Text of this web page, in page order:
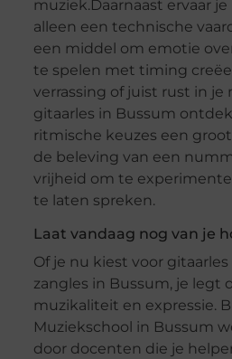
muziek.Daarnaast ervaar
alleen een technische
een middel om emotie
te spelen met timing
verrassing of juist rust in je
gitaarles in Bussum
ritmische keuzes een
de beleving van een
vrijheid om te
te laten spreken.
Laat vandaag nog van je
Of je nu kiest voor
zangles in Bussum, je legt
muzikaliteit en expressie.
Muziekschool in Bussum
door docenten die je